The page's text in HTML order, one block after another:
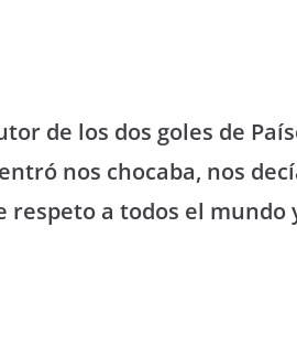
de los dos goles de
nos chocaba, nos
a todos el mundo